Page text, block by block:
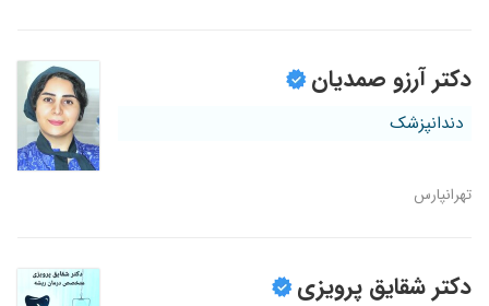
دکتر آرزو صمدیان
دندانپزشک
تهرانپارس
دکتر شقایق پرویزی